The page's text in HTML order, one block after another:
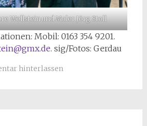
Wellstein und Maler Jörg Stoll
Mobil: 0163 354 9201.
. sig/Fotos: Gerdau
hinterlassen